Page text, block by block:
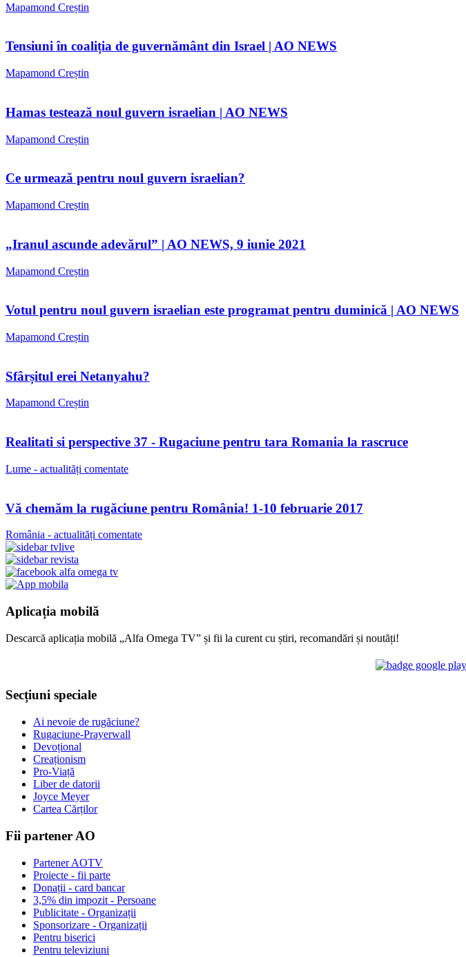
Mapamond Creștin
Tensiuni în coaliția de guvernământ din Israel | AO NEWS
Mapamond Creștin
Hamas testează noul guvern israelian | AO NEWS
Mapamond Creștin
Ce urmează pentru noul guvern israelian?
Mapamond Creștin
„Iranul ascunde adevărul” | AO NEWS, 9 iunie 2021
Mapamond Creștin
Votul pentru noul guvern israelian este programat pentru duminică | AO NEWS
Mapamond Creștin
Sfârșitul erei Netanyahu?
Mapamond Creștin
Realitati si perspective 37 - Rugaciune pentru tara Romania la rascruce
Lume - actualități comentate
Vă chemăm la rugăciune pentru România! 1-10 februarie 2017
România - actualități comentate
Aplicația mobilă
Descarcă aplicația mobilă „Alfa Omega TV” și fii la curent cu știri, recomandări și noutăți!
Secțiuni speciale
Ai nevoie de rugăciune?
Rugaciune-Prayerwall
Devoțional
Creaționism
Pro-Viață
Liber de datorii
Joyce Meyer
Cartea Cărților
Fii partener AO
Partener AOTV
Proiecte - fii parte
Donații - card bancar
3,5% din impozit - Persoane
Publicitate - Organizații
Sponsorizare - Organizații
Pentru biserici
Pentru televiziuni